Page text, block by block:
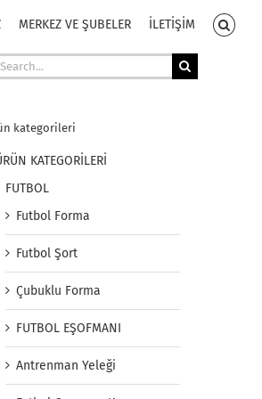
MERKEZ VE ŞUBELER İLETİŞİM
kategorileri
KATEGORİLERİ
FUTBOL
Futbol Forma
Futbol Şort
Çubuklu Forma
FUTBOL EŞOFMANI
Antrenman Yeleği